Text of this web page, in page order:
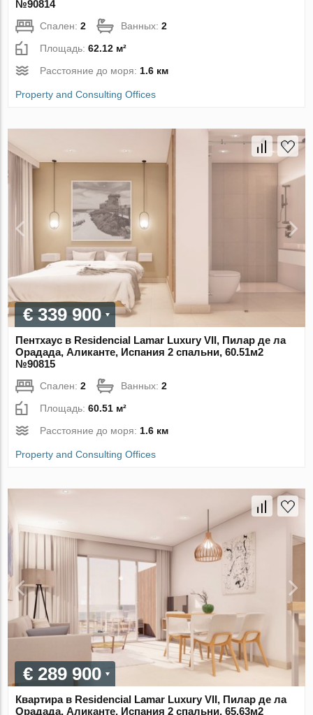
№90814
Спален:2 Ванных:2
Площадь:62.12 м²
Расстояние до моря: 1.6 км
Property and Consulting Offices
€ 339 900
Пентхаус в Residencial Lamar Luxury VII, Пилар де ла
Орадада, Аликанте, Испания 2 спальни, 60.51м2
№90815
Спален:2 Ванных:2
Площадь:60.51 м²
Расстояние до моря: 1.6 км
Property and Consulting Offices
€ 289 900
Квартира в Residencial Lamar Luxury VII, Пилар де ла
Орадада, Аликанте, Испания 2 спальни, 65.63м2